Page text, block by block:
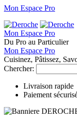
Mon Espace Pro
Mon Espace Pro
Du Pro au Particulier
Mon Espace Pro
Cuisinez, Pâtissez,
Chercher:
Livraison rapide
Paiement